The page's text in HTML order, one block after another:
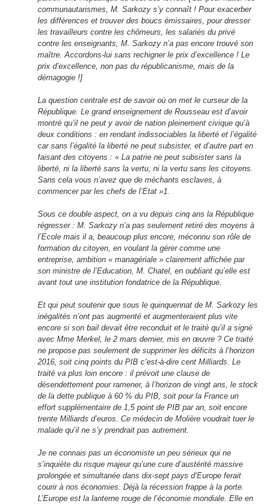
communautarismes, M. Sarkozy s’y connaît ! Pour exacerber
les différences et trouver des boucs émissaires, pour dresser
les travailleurs contre les chômeurs, les salariés du privé
contre les enseignants, M. Sarkozy n’a pas encore trouvé son
maître. Accordons-lui sans rechigner le prix d’excellence ! Le
prix d’excellence, non pas du républicanisme, mais de la
démagogie !]
La question centrale est de savoir où on met le curseur de la
République. Le grand enseignement de Rousseau est d’avoir
montré qu’il ne peut y avoir de nation pleinement civique qu’à
deux conditions : en rendant indissociables la liberté et l’égalité
car sans l’égalité la liberté ne peut subsister, et d’autre part en
faisant des citoyens : « La patrie ne peut subsister sans la
liberté, ni la liberté sans la vertu, ni la vertu sans les citoyens.
Sans cela vous n’avez que de méchants esclaves, à
commencer par les chefs de l’Etat »1.
Sous ce double aspect, on a vu depuis cinq ans la République
régresser : M. Sarkozy n’a pas seulement retiré des moyens à
l’Ecole mais il a, beaucoup plus encore, méconnu son rôle de
formation du citoyen, en voulant la gérer comme une
entreprise, ambition « managériale » clairement affichée par
son ministre de l’Education, M. Chatel, en oubliant qu’elle est
avant tout une institution fondatrice de la République.
Et qui peut soutenir que sous le quinquennat de M. Sarkozy les
inégalités n’ont pas augmenté et augmenteraient plus vite
encore si son bail devait être reconduit et le traité qu’il a signé
avec Mme Merkel, le 2 mars dernier, mis en œuvre ? Ce traité
ne propose pas seulement de supprimer les déficits à l’horizon
2016, soit cinq points du PIB c’est-à-dire cent Milliards. Le
traité va plus loin encore : il prévoit une clause de
désendettement pour ramener, à l’horizon de vingt ans, le stock
de la dette publique à 60 % du PIB, soit pour la France un
effort supplémentaire de 1,5 point de PIB par an, soit encore
trente Milliards d’euros. Ce médecin de Molière voudrait tuer le
malade qu’il ne s’y prendrait pas autrement.
Je ne connais pas un économiste un peu sérieux qui ne
s’inquiète du risque majeur qu’une cure d’austérité massive
prolongée et simultanée dans dix-sept pays d’Europe ferait
courir à nos économies. Déjà la récession frappe à la porte.
L’Europe est la lanterne rouge de l’économie mondiale. Elle en